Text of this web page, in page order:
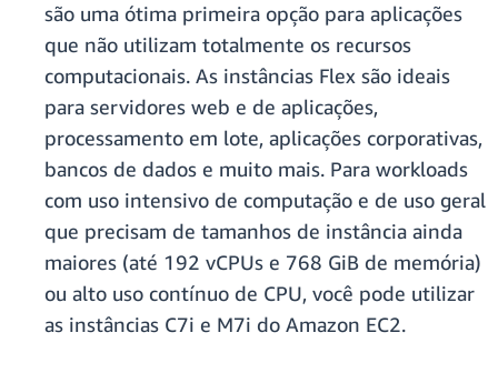
são uma ótima primeira opção para aplicações
que não utilizam totalmente os recursos
computacionais. As instâncias Flex são ideais
para servidores web e de aplicações,
processamento em lote, aplicações corporativas,
bancos de dados e muito mais. Para workloads
com uso intensivo de computação e de uso geral
que precisam de tamanhos de instância ainda
maiores (até 192 vCPUs e 768 GiB de memória)
ou alto uso contínuo de CPU, você pode utilizar
as instâncias C7i e M7i do Amazon EC2.